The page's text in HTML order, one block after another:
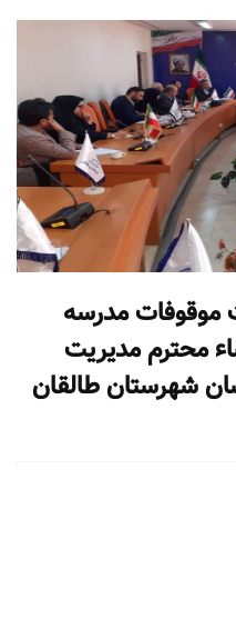
موقوفات مدرسه
محترم مدیریت
شهرستان طالقان